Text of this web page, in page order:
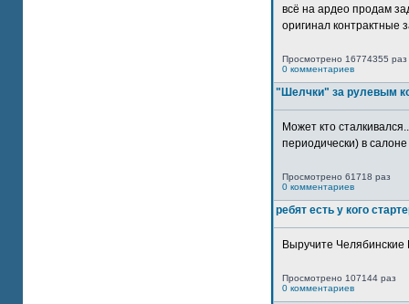
всё на ардео продам
оригинал контрактные
Просмотрено 16774355 раз
0 комментариев
"Шелчки" за рулевым
Может кто
периодически) в
Просмотрено 61718 раз
0 комментариев
ребят есть у кого
Выручите
Просмотрено 107144 раз
0 комментариев